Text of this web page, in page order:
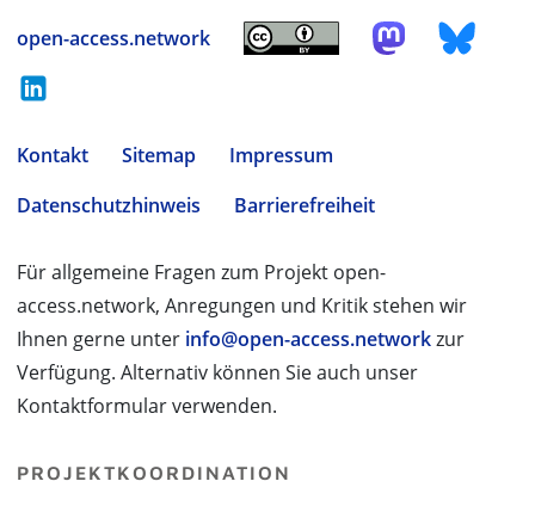
open-access.network
Kontakt Sitemap
Impressum
Datenschutzhinweis
Barrierefreiheit
Für allgemeine Fragen zum Projekt open-
access.network, Anregungen und Kritik stehen wir
Ihnen gerne unter info@open-access.networkzur
Verfügung. Alternativ können Sie auch unser
Kontaktformular verwenden.
PROJEKTKOORDINATION